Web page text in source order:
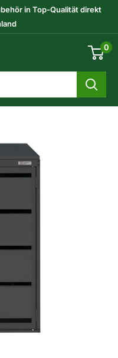
in Top-Qualität direkt
0